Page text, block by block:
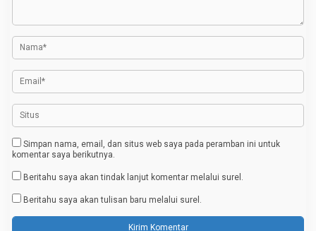
i
p
o
s
Simpan nama, email, dan situs web saya pada peramban ini untuk
komentar saya berikutnya.
Beritahu saya akan tindak lanjut komentar melalui surel.
Beritahu saya akan tulisan baru melalui surel.